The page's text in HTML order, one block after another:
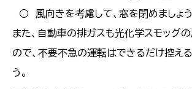
○ 風向きを考慮して、窓を閉めましょう
また、自動車の排ガスも光化学スモッグ
ので、不要不急の運転はできるだけ控え
う。